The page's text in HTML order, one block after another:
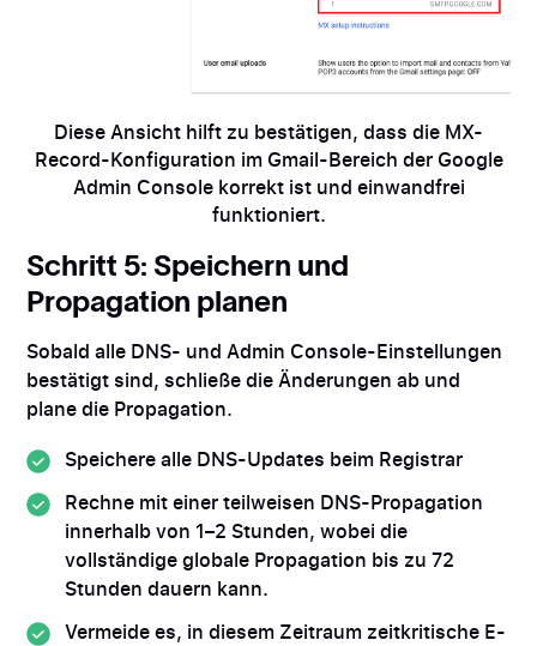
Diese Ansicht hilft zu bestätigen, dass die MX-
Record-Konfiguration im Gmail-Bereich der Google
Admin Console korrekt ist und einwandfrei
funktioniert.
Schritt 5: Speichern und
Propagation planen
Sobald alle DNS- und Admin Console-Einstellungen
bestätigt sind, schließe die Änderungen ab und
plane die Propagation.
Speichere alle DNS-Updates beim Registrar
Rechne mit einer teilweisen DNS-Propagation
innerhalb von 1–2 Stunden, wobei die
vollständige globale Propagation bis zu 72
Stunden dauern kann.
Vermeide es, in diesem Zeitraum zeitkritische E-